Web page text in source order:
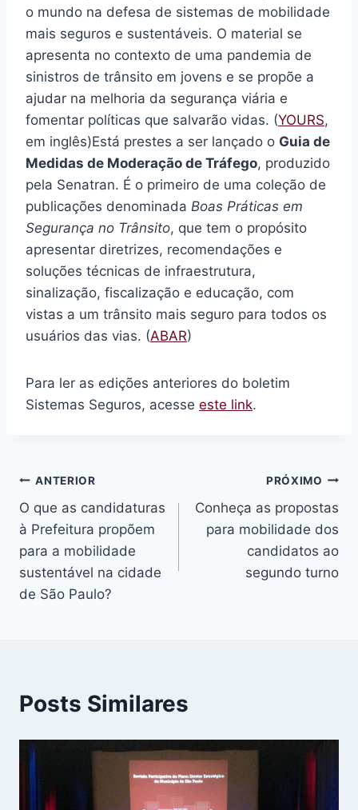
o mundo na defesa de sistemas de mobilidade
mais seguros e sustentáveis. O material se
apresenta no contexto de uma pandemia de
sinistros de trânsito em jovens e se propõe a
ajudar na melhoria da segurança viária e
fomentar políticas que salvarão vidas. (YOURS,
em inglês)Está prestes a ser lançado o Guia de
Medidas de Moderação de Tráfego, produzido
pela Senatran. É o primeiro de uma coleção de
publicações denominada Boas Práticas em
Segurança no Trânsito, que tem o propósito
apresentar diretrizes, recomendações e
soluções técnicas de infraestrutura,
sinalização, fiscalização e educação, com
vistas a um trânsito mais seguro para todos os
usuários das vias. (ABAR)
Para ler as edições anteriores do boletim
Sistemas Seguros, acesse este link.
Navegação
de
Post
ANTERIOR
O que as candidaturas
à Prefeitura propõem
para a mobilidade
sustentável na cidade
de São Paulo?
PRÓXIMO
Conheça as propostas
para mobilidade dos
candidatos ao
segundo turno
Posts Similares